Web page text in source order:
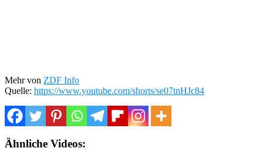
Mehr von ZDF Info
Quelle: https://www.youtube.com/shorts/se07tnHJc84
Ähnliche Videos: